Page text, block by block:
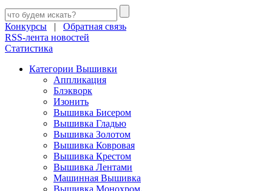
Конкурсы | Обратная связь
RSS-лента новостей
Статистика
Категории Вышивки
Аппликация
Блэкворк
Изонить
Вышивка Бисером
Вышивка Гладью
Вышивка Золотом
Вышивка Ковровая
Вышивка Крестом
Вышивка Лентами
Машинная Вышивка
Вышивка Монохром.